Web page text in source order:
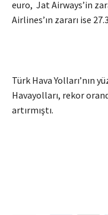
euro, Jat Airways’in
Airlines’ın zararı ise
Türk Hava Yolları’nın
Havayolları, rekor
artırmıştı.